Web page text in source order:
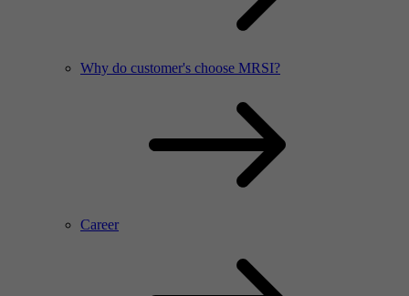
Why do customer's choose MRSI?
Career